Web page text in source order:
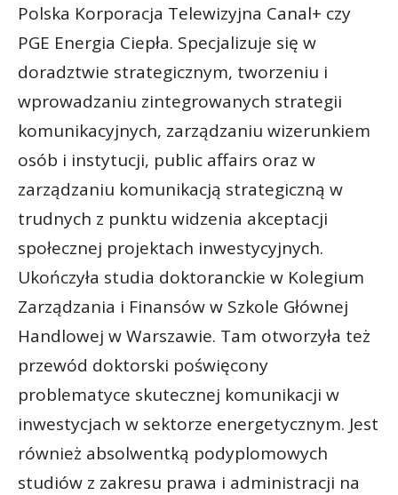
Polska Korporacja Telewizyjna Canal+ czy
PGE Energia Ciepła. Specjalizuje się w
doradztwie strategicznym, tworzeniu i
wprowadzaniu zintegrowanych strategii
komunikacyjnych, zarządzaniu wizerunkiem
osób i instytucji, public affairs oraz w
zarządzaniu komunikacją strategiczną w
trudnych z punktu widzenia akceptacji
społecznej projektach inwestycyjnych.
Ukończyła studia doktoranckie w Kolegium
Zarządzania i Finansów w Szkole Głównej
Handlowej w Warszawie. Tam otworzyła też
przewód doktorski poświęcony
problematyce skutecznej komunikacji w
inwestycjach w sektorze energetycznym. Jest
również absolwentką podyplomowych
studiów z zakresu prawa i administracji na